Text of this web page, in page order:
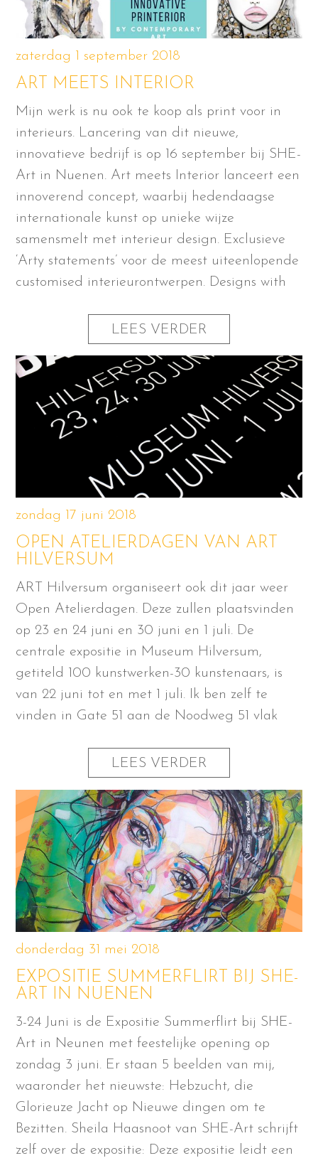
zaterdag 1 september 2018
ART MEETS INTERIOR
Mijn werk is nu ook te koop als print voor in
interieurs. Lancering van dit nieuwe,
innovatieve bedrijf is op 16 september bij SHE-
Art in Nuenen. Art meets Interior lanceert een
innoverend concept, waarbij hedendaagse
internationale kunst op unieke wijze
samensmelt met interieur design. Exclusieve
‘Arty statements’ voor de meest uiteenlopende
customised interieurontwerpen. Designs with
LEES VERDER
zondag 17 juni 2018
OPEN ATELIERDAGEN VAN ART
HILVERSUM
ART Hilversum organiseert ook dit jaar weer
Open Atelierdagen. Deze zullen plaatsvinden
op 23 en 24 juni en 30 juni en 1 juli. De
centrale expositie in Museum Hilversum,
getiteld 100 kunstwerken-30 kunstenaars, is
van 22 juni tot en met 1 juli. Ik ben zelf te
vinden in Gate 51 aan de Noodweg 51 vlak
LEES VERDER
donderdag 31 mei 2018
EXPOSITIE SUMMERFLIRT BIJ SHE-
ART IN NUENEN
3-24 Juni is de Expositie Summerflirt bij SHE-
Art in Neunen met feestelijke opening op
zondag 3 juni. Er staan 5 beelden van mij,
waaronder het nieuwste: Hebzucht, die
Glorieuze Jacht op Nieuwe dingen om te
Bezitten. Sheila Haasnoot van SHE-Art schrijft
zelf over de expositie: Deze expositie leidt een